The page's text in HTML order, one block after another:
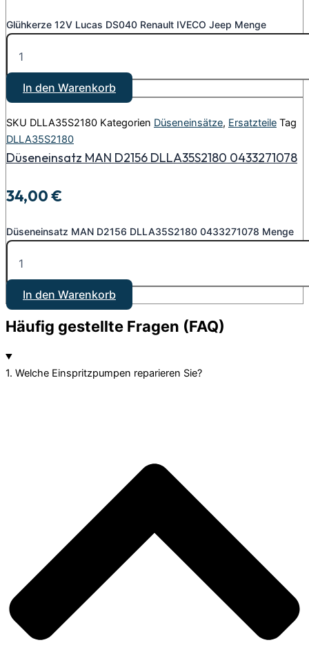
Glühkerze 12V Lucas DS040 Renault IVECO Jeep Menge
In den Warenkorb
SKU DLLA35S2180 Kategorien Düseneinsätze, Ersatzteile Tag
DLLA35S2180
Düseneinsatz MAN D2156 DLLA35S2180 0433271078
34,00€
Düseneinsatz MAN D2156 DLLA35S2180 0433271078 Menge
In den Warenkorb
Häufig gestellte Fragen (FAQ)
1. Welche Einspritzpumpen reparieren Sie?